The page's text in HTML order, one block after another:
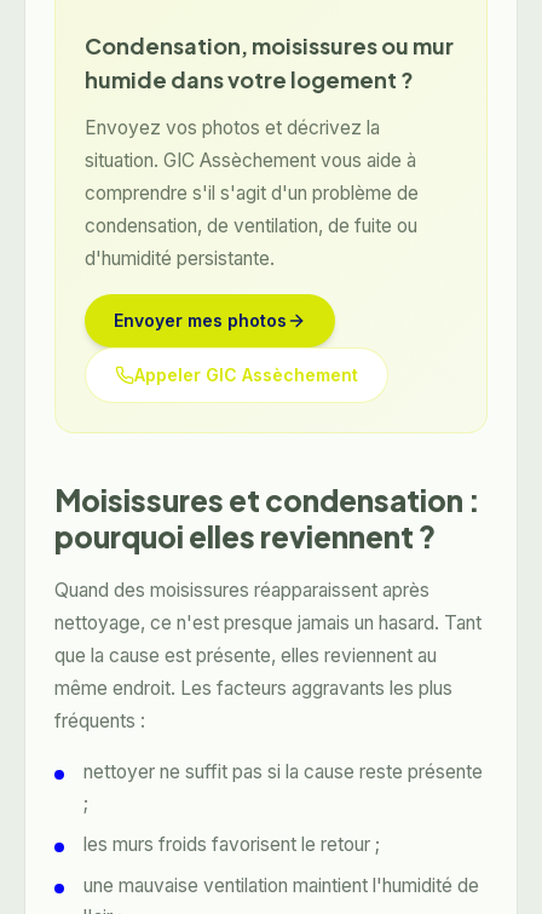
Condensation, moisissures ou mur
humide dans votre logement ?
Envoyez vos photos et décrivez la
situation. GIC Assèchement vous aide à
comprendre s'il s'agit d'un problème de
condensation, de ventilation, de fuite ou
d'humidité persistante.
Envoyer mes photos
Appeler GIC Assèchement
Moisissures et condensation :
pourquoi elles reviennent ?
Quand des moisissures réapparaissent après
nettoyage, ce n'est presque jamais un hasard. Tant
que la cause est présente, elles reviennent au
même endroit. Les facteurs aggravants les plus
fréquents :
nettoyer ne suffit pas si la cause reste présente
;
les murs froids favorisent le retour ;
une mauvaise ventilation maintient l'humidité de